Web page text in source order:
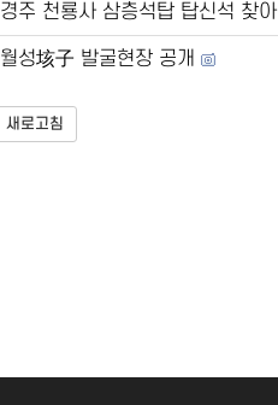
경주 천룡사 삼층석탑 탑신석 찾아
월성垓子 발굴현장 공개
새로고침